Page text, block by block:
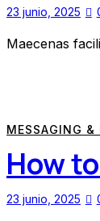
23 junio, 2025
Maecenas
MESSAGING &
How
23 junio, 2025